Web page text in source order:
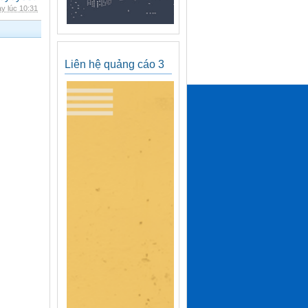
lúc 10:31
Liên hệ quảng cáo 3